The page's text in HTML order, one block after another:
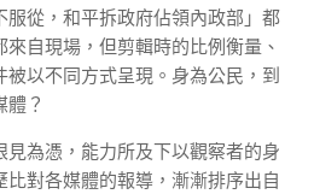
服從，和平拆政府佔領內政部」都
自現場，但剪輯時的比例衡量、
以不同方式呈現。身為公民，到
體？
為憑，能力所及下以觀察者的身
對各媒體的報導，漸漸排序出自